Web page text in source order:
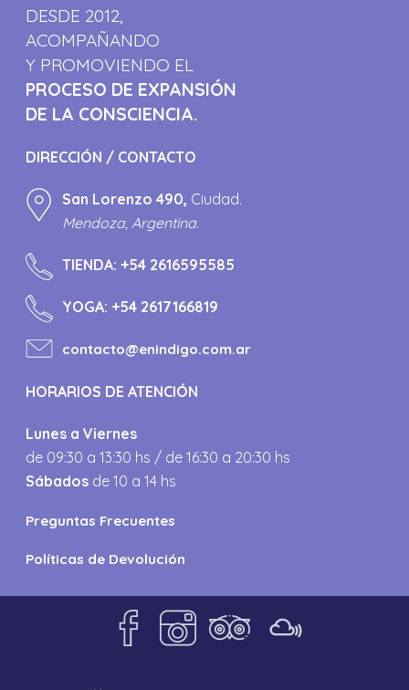
DESDE 2012,
ACOMPAÑANDO
Y PROMOVIENDO EL
PROCESO DE EXPANSIÓN
DE LA CONSCIENCIA.
DIRECCIÓN / CONTACTO
San Lorenzo 490, Ciudad.
Mendoza, Argentina.
TIENDA:+54 2616595585
YOGA:+54 2617166819
contacto@enindigo.com.ar
HORARIOS DE ATENCIÓN
Lunes a Viernes
de 09:30 a 13:30 hs / de 16:30 a 20:30 hs
Sábados de 10 a 14 hs
Preguntas Frecuentes
Políticas de Devolución